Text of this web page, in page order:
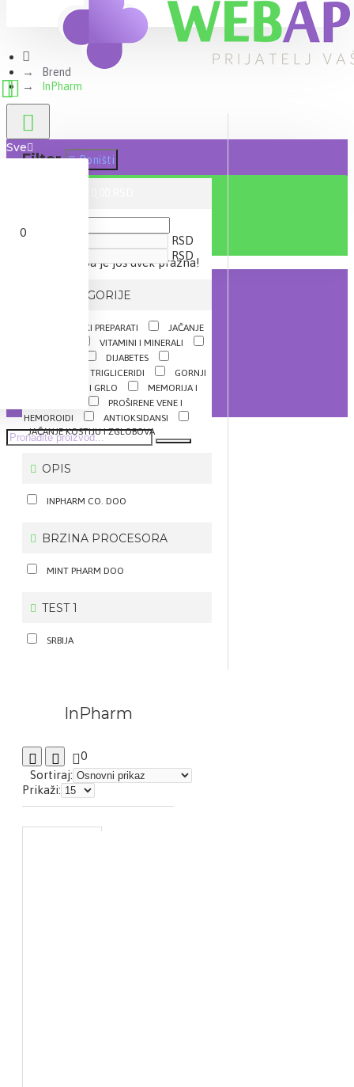
Sve
0
Vaša korpa je još uvek prazna!
Brend
InPharm
Filter Poništi
RSD
RSD
IZ KATEGORIJE
DIJETETSKI PREPARATI
JAČANJE
VITAMINI I MINERALI
DIJABETES
HOLESTEROL I TRIGLICERIDI
GORNJI
DISAJNI PUTEVI I GRLO
MEMORIJA I
PROŠIRENE VENE I
HEMOROIDI
ANTIOKSIDANSI
JAČANJE KOSTIJU I ZGLOBOVA
OPIS
INPHARM CO. DOO
BRZINA PROCESORA
MINT PHARM DOO
TEST 1
SRBIJA
InPharm
0
Sortiraj:
Prikaži: